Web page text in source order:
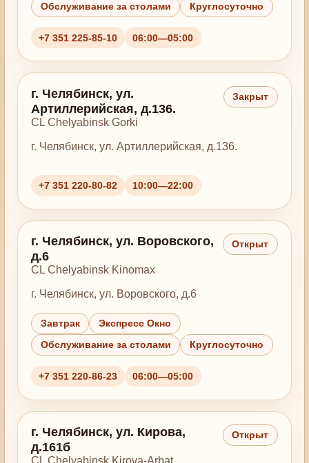
Обслуживание за столами Круглосуточно
+7 351 225-85-10 06:00—05:00
г. Челябинск, ул.
Артиллерийская, д.136.
CL Chelyabinsk Gorki
Закрыт
г. Челябинск, ул. Артиллерийская, д.136.
+7 351 220-80-82 10:00—22:00
г. Челябинск, ул. Воровского,
д.6
CL Chelyabinsk Kinomax
Открыт
г. Челябинск, ул. Воровского, д.6
Завтрак Экспресс Окно
Обслуживание за столами Круглосуточно
+7 351 220-86-23 06:00—05:00
г. Челябинск, ул. Кирова,
д.161б
CL Chelyabinsk Kirova-Arbat
Открыт